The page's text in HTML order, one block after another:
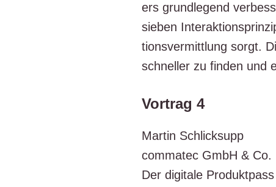
ers grund­le­gend
sie­ben
ti­ons­ver­mitt­lung sorgt.
schnel­ler zu fin­den und
Vortrag 4
Mar­tin Schlick­supp
com­ma­tec GmbH & Co.
Der digi­ta­le